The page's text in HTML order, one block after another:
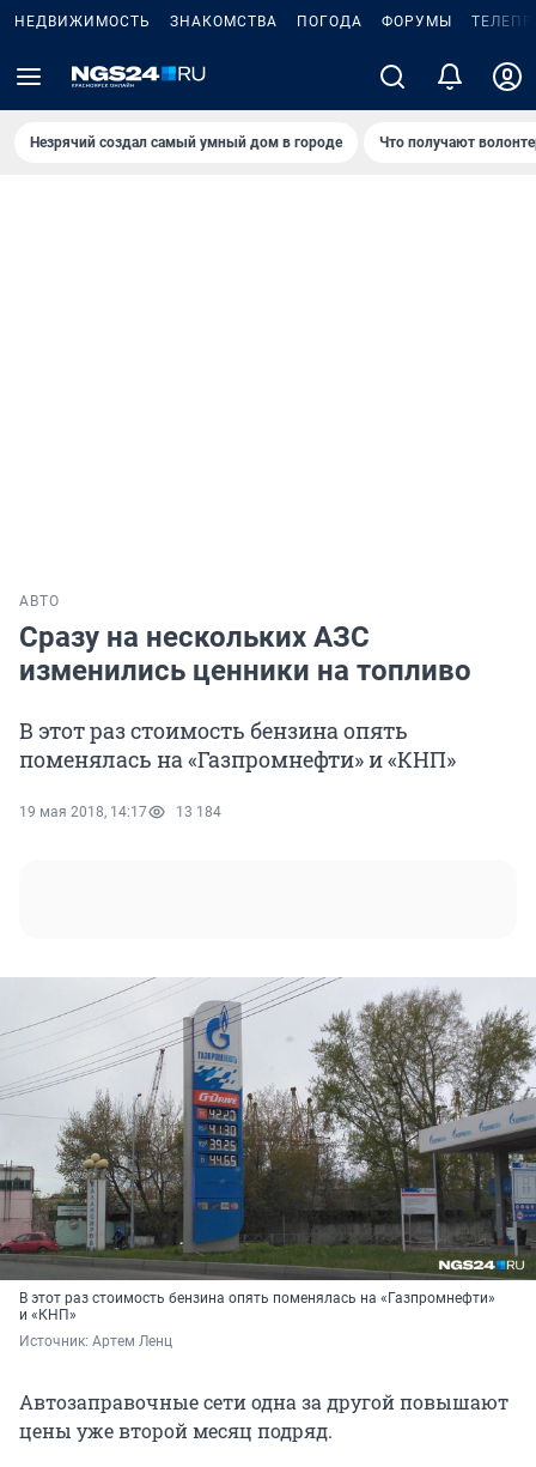
НЕДВИЖИМОСТЬ ЗНАКОМСТВА ПОГОДА ФОРУМЫ
Незрячий создал самый умный дом в городе Что получают
АВТО
Сразу на нескольких АЗС
изменились ценники на топливо
В этот раз стоимость бензина опять
поменялась на «Газпромнефти» и «КНП»
19 мая 2018, 14:17 13 184
В этот раз стоимость бензина опять поменялась на «Газпромнефти»
и «КНП»
Источник: Артем Ленц
Автозаправочные сети одна за другой повышают
цены уже второй месяц подряд.